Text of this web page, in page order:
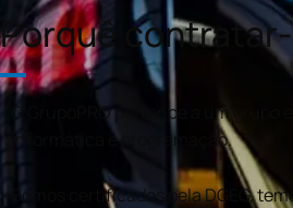
Porquê
O GrupoPRO pertence a um
informática e programação.
Somos certificados pela DGEG,